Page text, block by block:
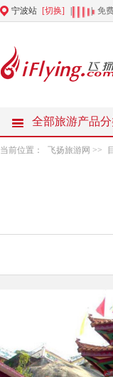
宁波站 [切换] 免
全部旅游产品
当前位置： 飞扬旅游网 >>